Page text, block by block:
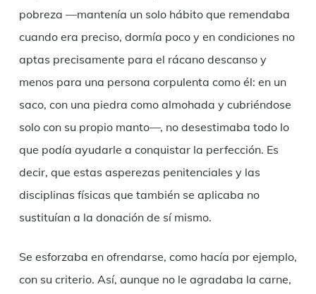
pobreza —mantenía un solo hábito que remendaba
cuando era preciso, dormía poco y en condiciones no
aptas precisamente para el rácano descanso y
menos para una persona corpulenta como él: en un
saco, con una piedra como almohada y cubriéndose
solo con su propio manto—, no desestimaba todo lo
que podía ayudarle a conquistar la perfección. Es
decir, que estas asperezas penitenciales y las
disciplinas físicas que también se aplicaba no
sustituían a la donación de sí mismo.
Se esforzaba en ofrendarse, como hacía por ejemplo,
con su criterio. Así, aunque no le agradaba la carne,